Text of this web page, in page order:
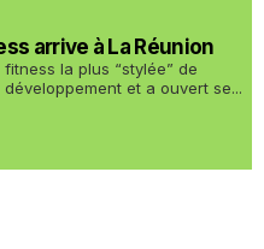
arrive à La Réunion
la plus “stylée” de
et a ouvert se...